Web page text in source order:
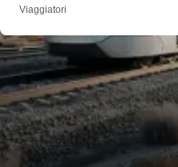
Viaggiatori